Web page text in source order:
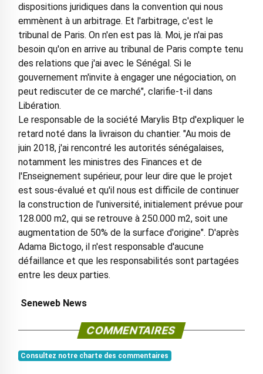
dispositions juridiques dans la convention qui nous
emmènent à un arbitrage. Et l'arbitrage, c'est le
tribunal de Paris. On n'en est pas là. Moi, je n'ai pas
besoin qu'on en arrive au tribunal de Paris compte tenu
des relations que j'ai avec le Sénégal. Si le
gouvernement m'invite à engager une négociation, on
peut rediscuter de ce marché", clarifie-t-il dans
Libération.
Le responsable de la société Marylis Btp d'expliquer le
retard noté dans la livraison du chantier. "Au mois de
juin 2018, j'ai rencontré les autorités sénégalaises,
notamment les ministres des Finances et de
l'Enseignement supérieur, pour leur dire que le projet
est sous-évalué et qu'il nous est difficile de continuer
la construction de l'université, initialement prévue pour
128.000 m2, qui se retrouve à 250.000 m2, soit une
augmentation de 50% de la surface d'origine". D'après
Adama Bictogo, il n'est responsable d'aucune
défaillance et que les responsabilités sont partagées
entre les deux parties.
Seneweb News
COMMENTAIRES
Consultez notre charte des commentaires